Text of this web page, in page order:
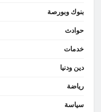
بنوك وبورصة
حوادث
خدمات
دين ودنيا
رياضة
سياسة